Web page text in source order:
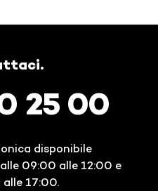
25 00
disponibile
09:00 alle 12:00 e
alle 17:00.